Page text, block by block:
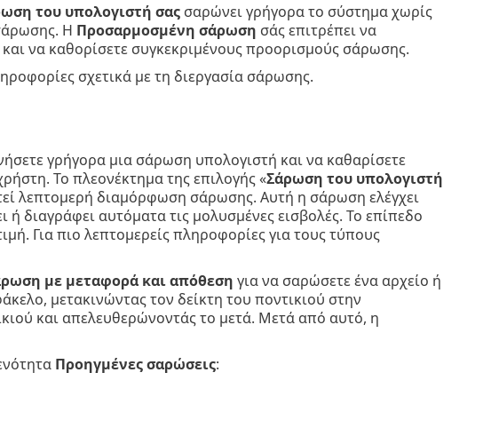
του υπολογιστή σαςσαρώνει γρήγορα το σύστημα χωρίς
Η Προσαρμοσμένη σάρωση σάς επιτρέπει να
να καθορίσετε συγκεκριμένους προορισμούς σάρωσης.
σχετικά με τη διεργασία σάρωσης.
γρήγορα μια σάρωση υπολογιστή και να καθαρίσετε
Το πλεονέκτημα της επιλογής «Σάρωση του υπολογιστή
λεπτομερή διαμόρφωση σάρωσης. Αυτή η σάρωση ελέγχει
ή διαγράφει αυτόματα τις μολυσμένες εισβολές. Το επίπεδο
Για πιο λεπτομερείς πληροφορίες για τους τύπους
με μεταφορά και απόθεση για να σαρώσετε ένα αρχείο ή
μετακινώντας τον δείκτη του ποντικιού στην
και απελευθερώνοντάς το μετά. Μετά από αυτό, η
Προηγμένες σαρώσεις: